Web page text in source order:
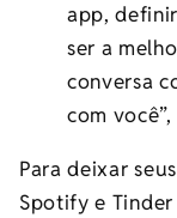
app,
ser a
conversa
com
Para deixar
Spotify e